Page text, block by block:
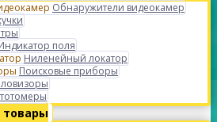
Обнаружители видеокамер
поля
Ниленейный локатор
Поисковые приборы